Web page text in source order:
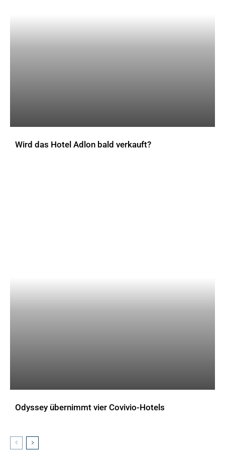
Wird das Hotel Adlon bald verkauft?
Odyssey übernimmt vier Covivio-Hotels